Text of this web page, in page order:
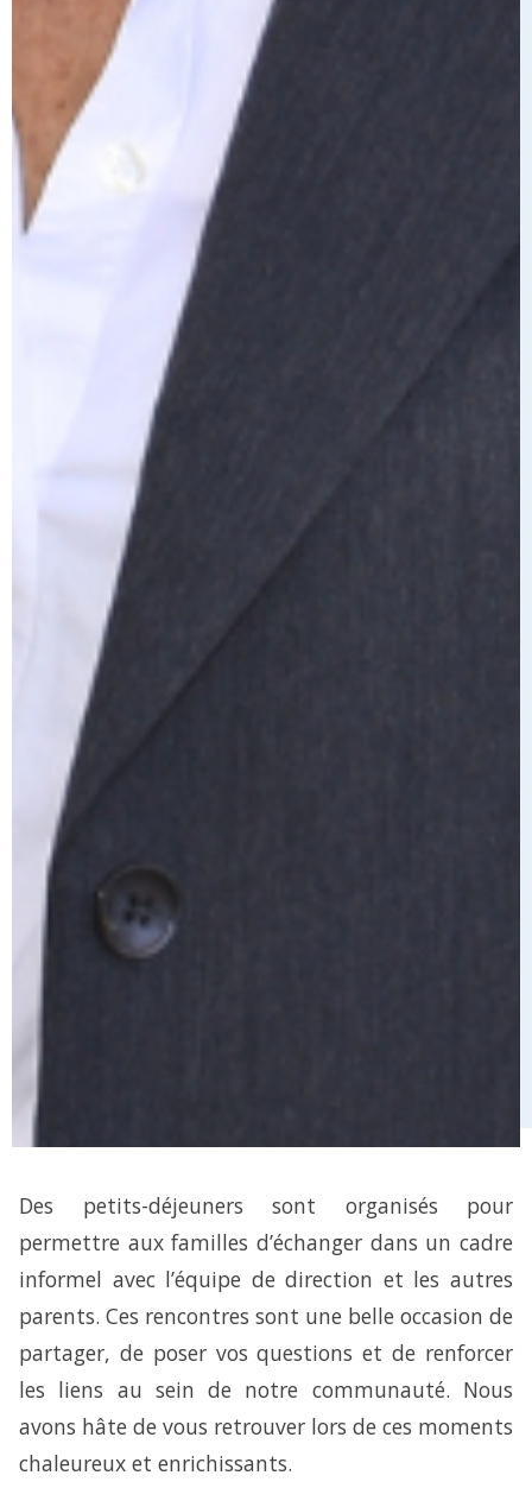
Des petits-déjeuners sont organisés pour
permettre aux familles d’échanger dans un cadre
informel avec l’équipe de direction et les autres
parents. Ces rencontres sont une belle occasion de
partager, de poser vos questions et de renforcer
les liens au sein de notre communauté. Nous
avons hâte de vous retrouver lors de ces moments
chaleureux et enrichissants.